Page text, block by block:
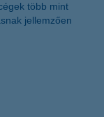
Kártya
több mint
jellemzően